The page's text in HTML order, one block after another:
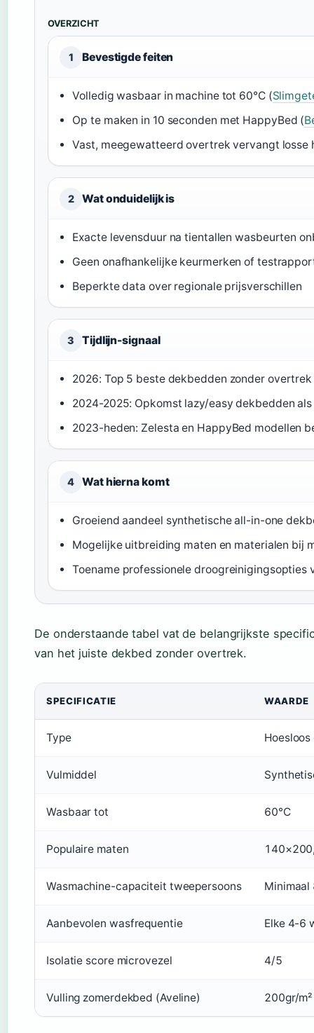
OVERZICHT
1 Bevestigde feiten
Volledig wasbaar in machine tot 60°C (
Op te maken in 10 seconden met HappyBed (
Vast, meegewatteerd overtrek vervangt losse
2 Wat onduidelijk is
Exacte levensduur na tientallen wasbeurten
Geen onafhankelijke keurmerken of
Beperkte data over regionale prijsverschillen
3 Tijdlijn-signaal
2026: Top 5 beste dekbedden zonder
2024-2025: Opkomst lazy/easy dekbedden
2023-heden: Zelesta en HappyBed modellen
4 Wat hierna komt
Groeiend aandeel synthetische all-in-one
Mogelijke uitbreiding maten en materialen bij
Toename professionele droogreinigingsopties
De onderstaande tabel vat de belangrijkste
van het juiste dekbed zonder overtrek.
SPECIFICATIE WAARDE
Type
Vulmiddel
Wasbaar tot 60°C
Populaire maten
Wasmachine-capaciteit tweepersoons Minimaal
Aanbevolen wasfrequentie Elke 4-6
Isolatie score microvezel 4/5
Vulling zomerdekbed (Aveline) 200gr/m²